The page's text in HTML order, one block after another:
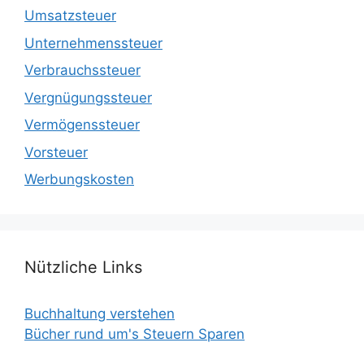
Umsatzsteuer
Unternehmenssteuer
Verbrauchssteuer
Vergnügungssteuer
Vermögenssteuer
Vorsteuer
Werbungskosten
Nützliche Links
Buchhaltung verstehen
Bücher rund um's Steuern Sparen